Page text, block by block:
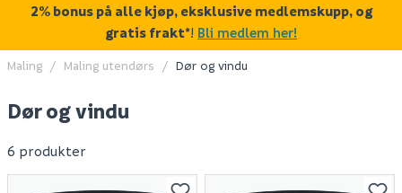
Maling Maling utendørs Dør og vindu
Dør og vindu
6 produkter
2% bonus på alle kjøp, eksklusive medlemskupp, og
gratis frakt*! Bli medlem her!